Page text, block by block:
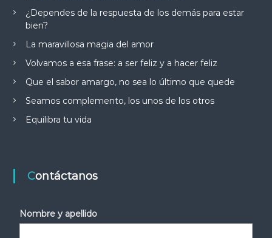
¿Dependes de la respuesta de los demás para estar
bien?
La maravillosa magia del amor
Volvamos a esa frase: a ser feliz y a hacer feliz
Que el sabor amargo, no sea lo último que quede
Seamos complemento, los unos de los otros
Equilibra tu vida
Contáctanos
Nombre y apellido